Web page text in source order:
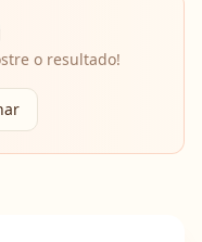
o resultado!